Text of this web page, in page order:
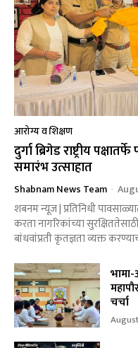
आरोग्य व शिक्षण
दुर्गा ब्रिगेड राष्ट्रीय
समारंभ उत्साहात
Shabnam News Team -
शबनम न्यूज | प्रतिनिधी
करता नागरिकांच्या
बांधवांप्रती कृतज्ञता व्यक्त
चर्चा